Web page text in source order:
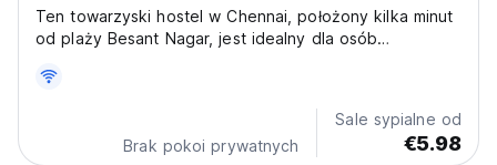
Ten towarzyski hostel w Chennai, położony kilka minut
od plaży Besant Nagar, jest idealny dla osób
nadmorski urok Chennai! (Auto-translated from original
Brak pokoi prywatnych
Sale sypialne od
€5.98